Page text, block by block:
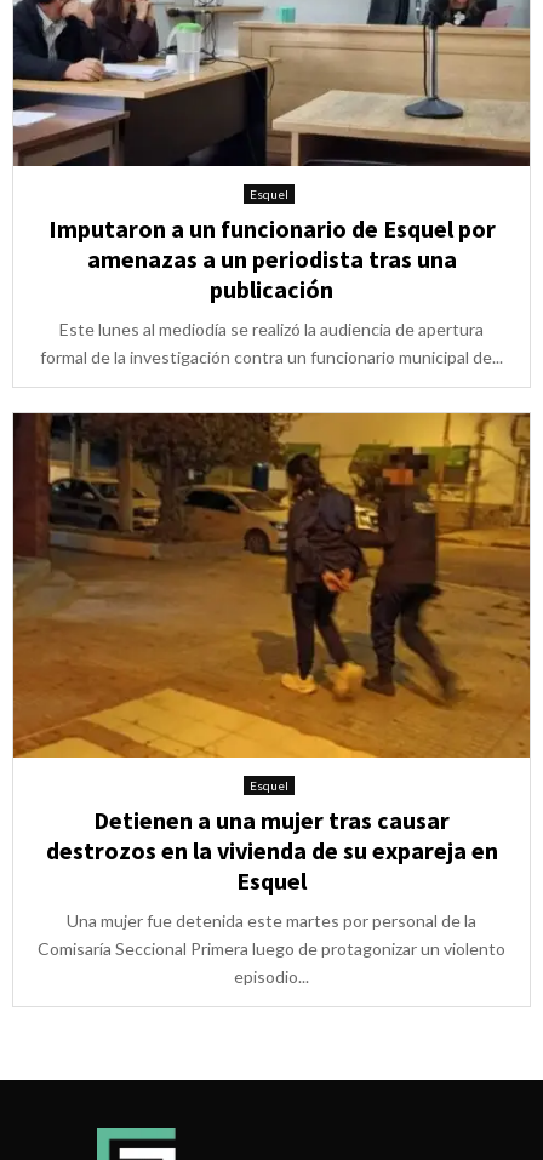
Esquel
Imputaron a un funcionario de Esquel por
amenazas a un periodista tras una
publicación
Este lunes al mediodía se realizó la audiencia de apertura
formal de la investigación contra un funcionario municipal de...
Esquel
Detienen a una mujer tras causar
destrozos en la vivienda de su expareja en
Esquel
Una mujer fue detenida este martes por personal de la
Comisaría Seccional Primera luego de protagonizar un violento
episodio...